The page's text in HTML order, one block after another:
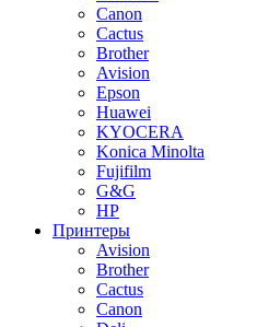
Canon
Cactus
Brother
Avision
Epson
Huawei
KYOCERA
Konica Minolta
Fujifilm
G&G
HP
Принтеры
Avision
Brother
Cactus
Canon